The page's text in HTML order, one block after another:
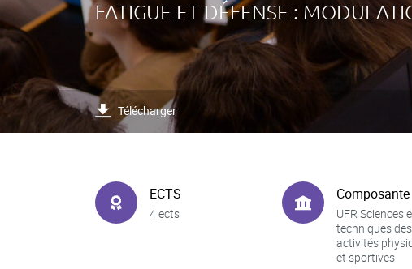
FATIGUE ET DÉFENSE :
Télécharger
ECTS
4 ects
Composante
UFR Sciences
techniques des
activités
et sportives